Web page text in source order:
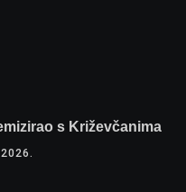
s Križevčanima